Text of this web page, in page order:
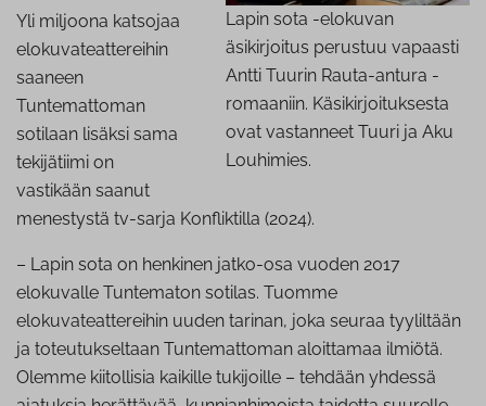
Lapin sota -elokuvan
äsikirjoitus perustuu vapaasti
Antti Tuurin Rauta-antura -
romaaniin. Käsikirjoituksesta
ovat vastanneet Tuuri ja Aku
Louhimies.
Yli miljoona katsojaa
elokuvateattereihin
saaneen
Tuntemattoman
sotilaan lisäksi sama
tekijätiimi on
vastikään saanut
menestystä tv-sarja Konfliktilla (2024).
– Lapin sota on henkinen jatko-osa vuoden 2017
elokuvalle Tuntematon sotilas. Tuomme
elokuvateattereihin uuden tarinan, joka seuraa tyyliltään
ja toteutukseltaan Tuntemattoman aloittamaa ilmiötä.
Olemme kiitollisia kaikille tukijoille – tehdään yhdessä